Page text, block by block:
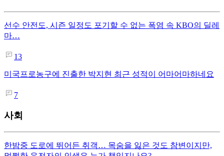
선수 안전도, 시즌 일정도 포기할 수 없는 폭염 속 KBO의 딜레
마…
13
미국프로농구에 진출한 박지현 최근 성적이 어마어마하네요
7
사회
한밤중 도로에 뛰어든 취객… 목숨을 잃은 것도 참변이지만,